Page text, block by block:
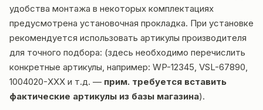
удобства монтажа в некоторых комплектациях
предусмотрена установочная прокладка. При установке
рекомендуется использовать артикулы производителя
для точного подбора: (здесь необходимо перечислить
конкретные артикулы, например: WP-12345, VSL-67890,
1004020-ХХХ и т.д. — прим. требуется вставить
фактические артикулы из базы магазина).